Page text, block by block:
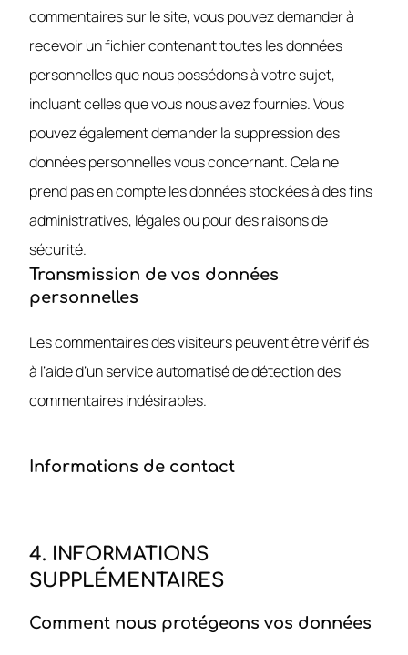
commentaires sur le site, vous pouvez demander à
recevoir un fichier contenant toutes les données
personnelles que nous possédons à votre sujet,
incluant celles que vous nous avez fournies. Vous
pouvez également demander la suppression des
données personnelles vous concernant. Cela ne
prend pas en compte les données stockées à des fins
administratives, légales ou pour des raisons de
sécurité.
Transmission de vos données
personnelles
Les commentaires des visiteurs peuvent être vérifiés
à l’aide d’un service automatisé de détection des
commentaires indésirables.
Informations de contact
4. INFORMATIONS
SUPPLÉMENTAIRES
Comment nous protégeons vos données